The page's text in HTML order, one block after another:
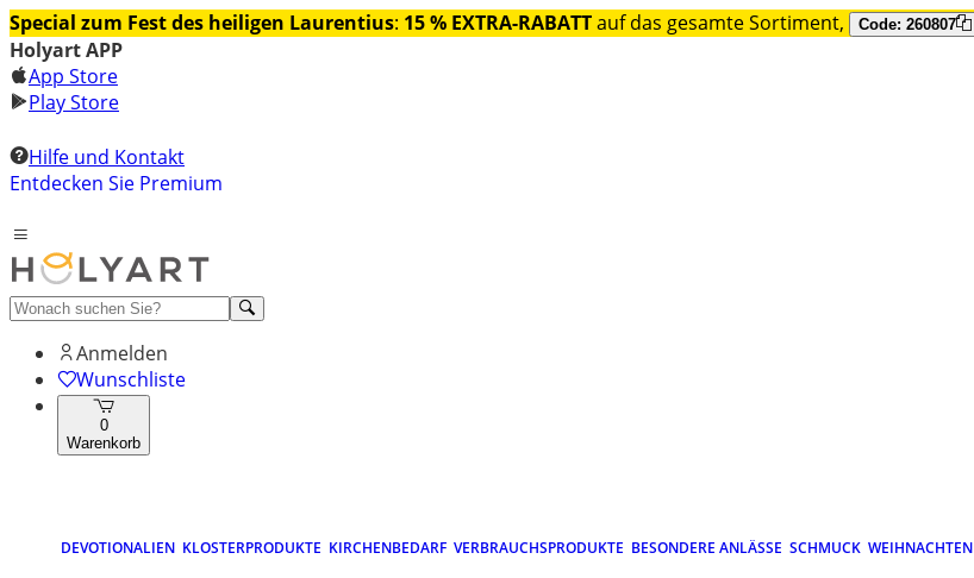
Special zum Fest des heiligen Laurentius: 15 % EXTRA-RABATTauf das gesamte Sortiment, Code: 260807
Holyart APP
App Store
Play Store
Hilfe und Kontakt
Entdecken Sie Premium
Anmelden
Wunschliste
0
Warenkorb
DEVOTIONALIEN KLOSTERPRODUKTE KIRCHENBEDARF VERBRAUCHSPRODUKTE BESONDERE ANLÄSSE SCHMUCK WEIHNACHTEN